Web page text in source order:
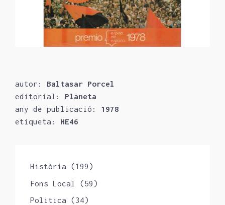
autor: Baltasar Porcel
editorial: Planeta
any de publicació: 1978
etiqueta: HE46
Història (199)
Fons Local
(59)
Politica (34)